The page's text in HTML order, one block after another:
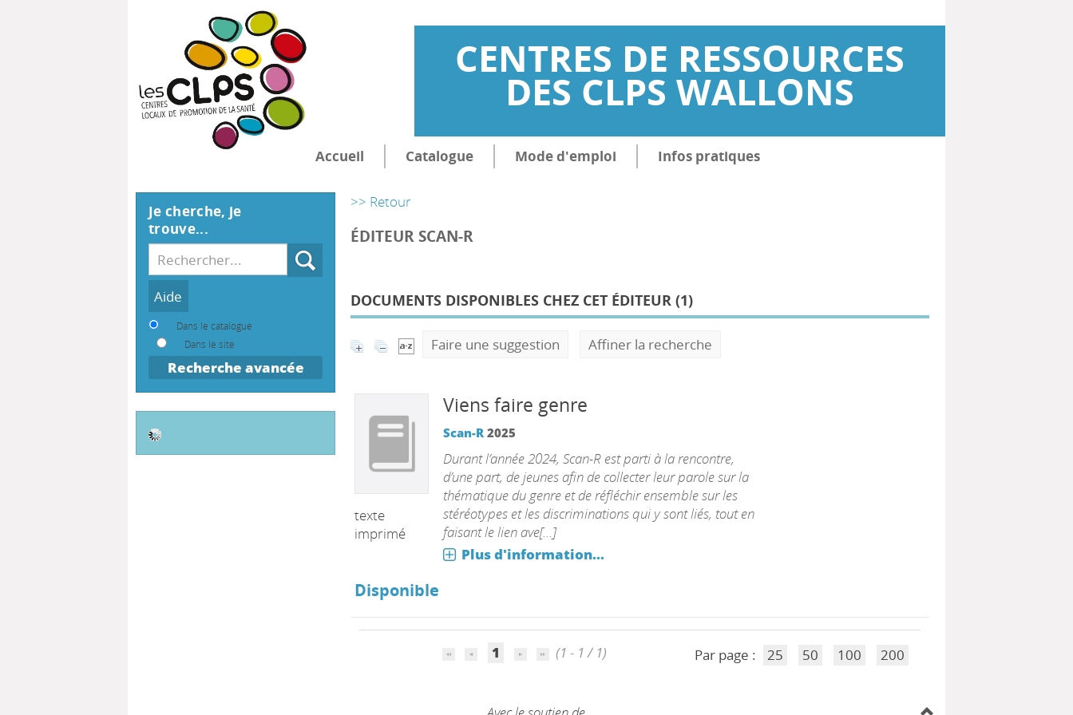
CENTRES DE RESSOURCES
DES CLPS WALLONS
Accueil Catalogue Mode d'emploi Infos pratiques
>> Retour
ÉDITEUR SCAN-R
DOCUMENTS DISPONIBLES CHEZ CET ÉDITEUR (1)
Faire une suggestion Affiner la recherche
texte
imprimé
Viens faire genre
Scan-R 2025
Durant l’année 2024, Scan-R est parti à la rencontre,
d’une part, de jeunes afin de collecter leur parole sur la
thématique du genre et de réfléchir ensemble sur les
stéréotypes et les discriminations qui y sont liés, tout en
faisant le lien ave[...]
Plus d'information...
Disponible
1 (1 - 1 / 1) Par page : 25 50 100 200
Je cherche, je
trouve...
Recherche
Dans le catalogue
Dans le site
Recherche avancée